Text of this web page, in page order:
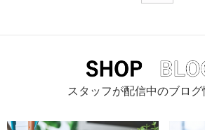
スタッフが配信中のブログ